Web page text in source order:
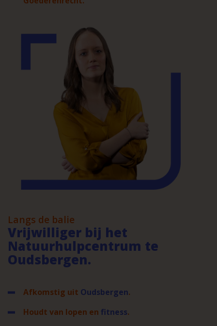
Langs de balie
Vrijwilliger bij het
Natuurhulpcentrum te
Oudsbergen.
Afkomstig uit Oudsbergen.
Houdt van lopen en fitness.